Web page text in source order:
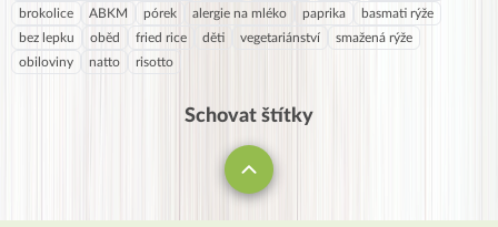
brokolice
ABKM pórek alergie na mléko paprika
basmati rýže
bez lepku
oběd fried rice děti vegetariánství
smažená rýže
obiloviny
natto risotto
Schovat štítky